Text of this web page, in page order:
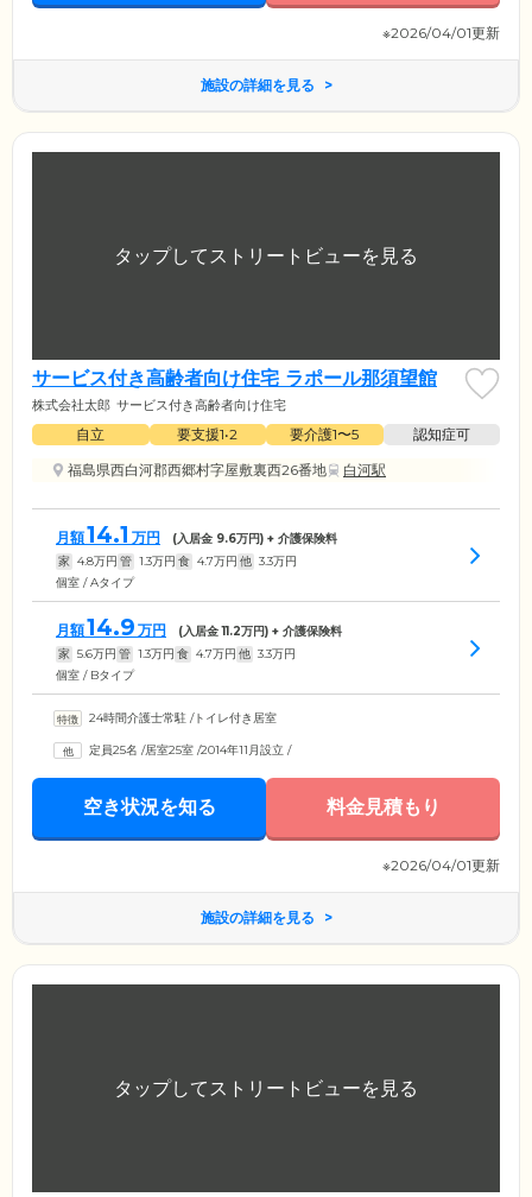
※2026/04/01更新
施設の詳細を見る
サービス付き高齢者向け住宅 ラポール那須望館
株式会社太郎 サービス付き高齢者向け住宅
自立 要支援1•2 要介護1〜5
認知症可
福島県西白河郡西郷村字屋敷裏西26番地
白河駅
月額14.1 万円 (入居金 9.6万円) + 介護保険料
家 4.8万円 管 1.3万円 食 4.7万円 他 3.3万円
個室 / Aタイプ
月額14.9 万円 (入居金11.2万円) + 介護保険料
家 5.6万円 管 1.3万円 食 4.7万円 他 3.3万円
個室 / Bタイプ
24時間介護士常駐 /トイレ付き居室
定員25名 /居室25室 /2014年11月設立 /
空き状況を知る 料金見積もり
※2026/04/01更新
施設の詳細を見る